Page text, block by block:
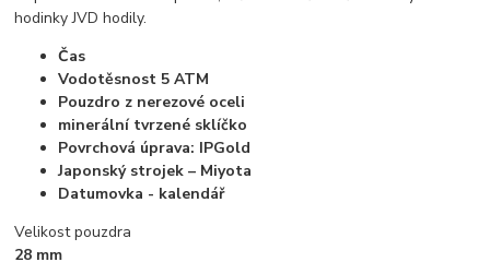
hodinky JVD hodily.
Čas
Vodotěsnost 5 ATM
Pouzdro z nerezové oceli
minerální tvrzené sklíčko
Povrchová úprava: IPGold
Japonský strojek – Miyota
Datumovka - kalendář
Velikost pouzdra
28 mm